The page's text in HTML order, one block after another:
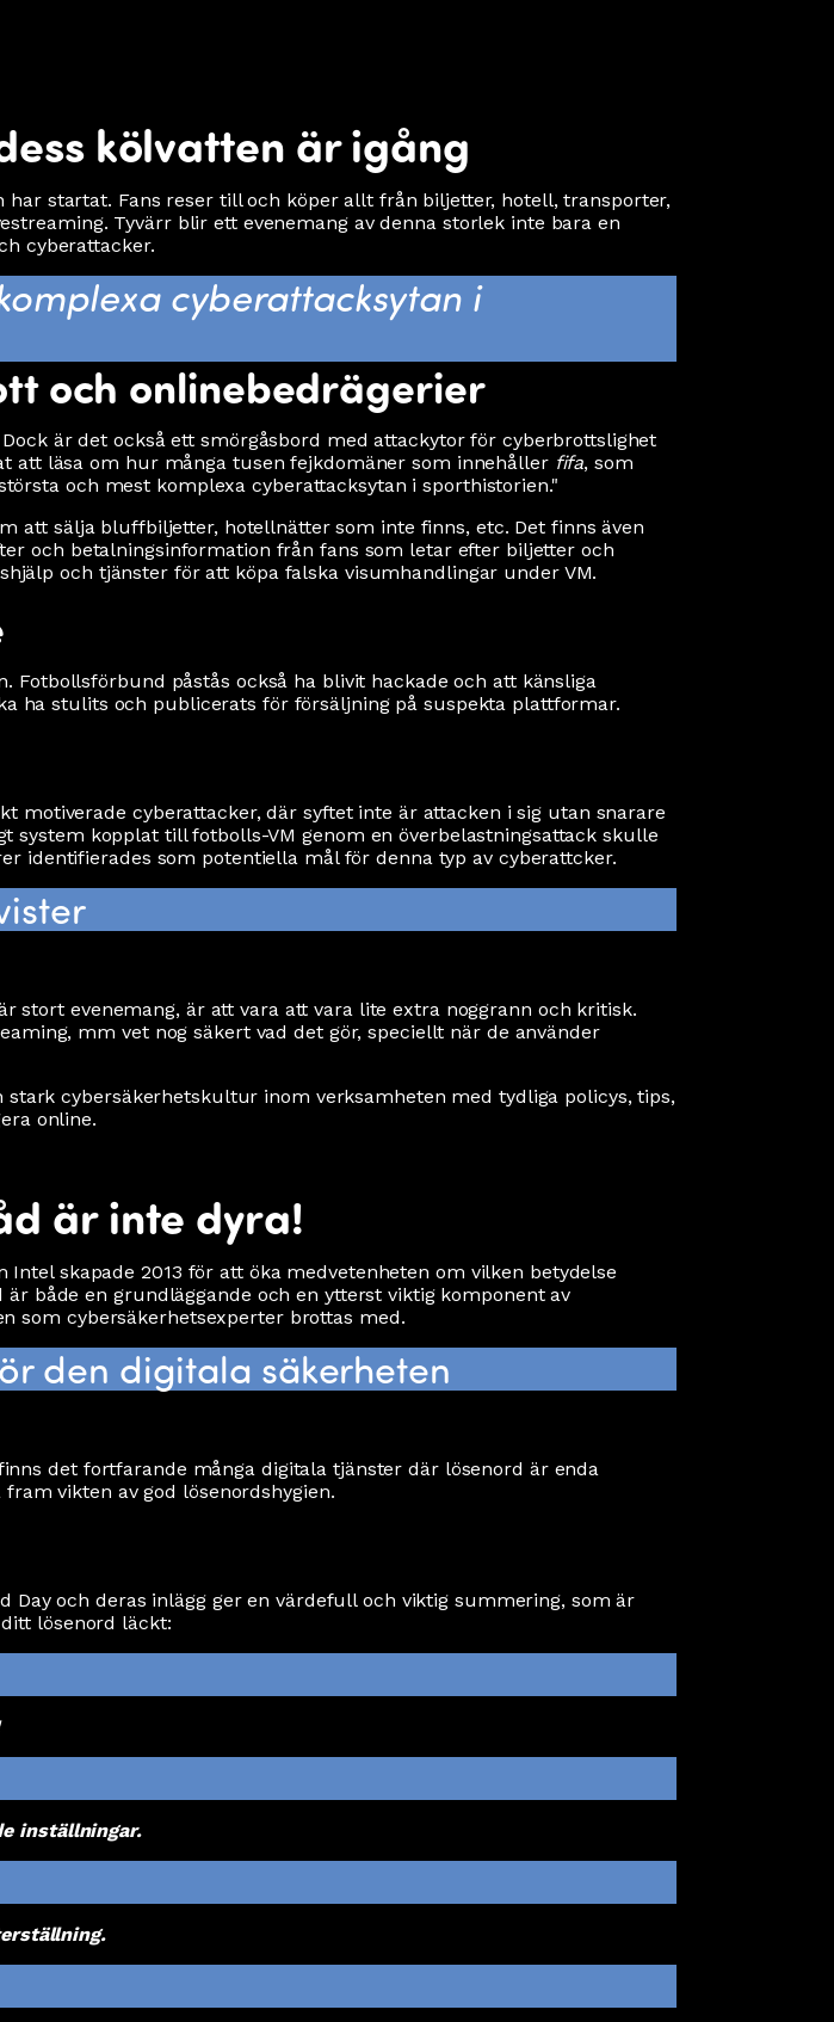
kölvatten är igång
startat. Fans reser till och köper allt från biljetter, hotell, transporter,
Tyvärr blir ett evenemang av denna storlek inte bara en
cyberattacker.
cyberattacksytan i
och onlinebedrägerier
är det också ett smörgåsbord med attackytor för cyberbrottslighet
att läsa om hur många tusen fejkdomäner som innehåller fifa, som
och mest komplexa cyberattacksytan i sporthistorien."
att sälja bluffbiljetter, hotellnätter som inte finns, etc. Det finns även
och betalningsinformation från fans som letar efter biljetter och
och tjänster för att köpa falska visumhandlingar under VM.
Fotbollsförbund påstås också ha blivit hackade och att känsliga
ha stulits och publicerats för försäljning på suspekta plattformar.
motiverade cyberattacker, där syftet inte är attacken i sig utan snarare
kopplat till fotbolls-VM genom en överbelastningsattack skulle
identifierades som potentiella mål för denna typ av cyberattcker.
stort evenemang, är att vara att vara lite extra noggrann och kritisk.
mm vet nog säkert vad det gör, speciellt när de använder
cybersäkerhetskultur inom verksamheten med tydliga policys, tips,
online.
är inte dyra!
skapade 2013 för att öka medvetenheten om vilken betydelse
både en grundläggande och en ytterst viktig komponent av
som cybersäkerhetsexperter brottas med.
den digitala säkerheten
det fortfarande många digitala tjänster där lösenord är enda
vikten av god lösenordshygien.
och deras inlägg ger en värdefull och viktig summering, som är
lösenord läckt:
inställningar.